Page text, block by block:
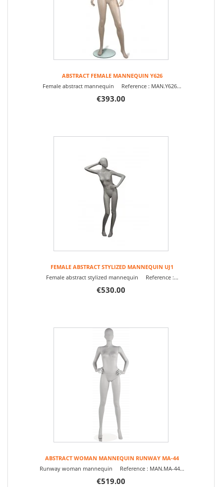
ABSTRACT FEMALE MANNEQUIN Y626
Female abstract mannequin Reference : MAN.Y626...
€393.00
FEMALE ABSTRACT STYLIZED MANNEQUIN UJ1
Female abstract stylized mannequin Reference :...
€530.00
ABSTRACT WOMAN MANNEQUIN RUNWAY MA-44
Runway woman mannequin Reference : MAN.MA-44...
€519.00